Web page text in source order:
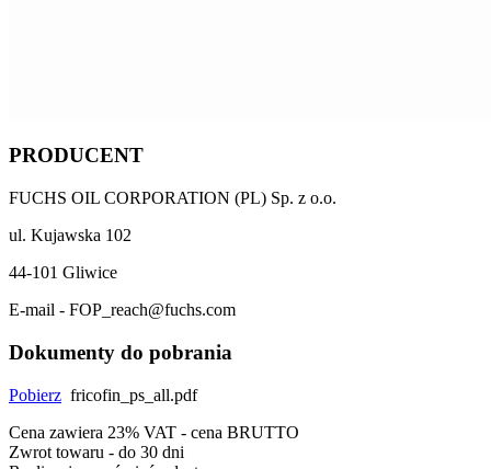
PRODUCENT
FUCHS OIL CORPORATION (PL) Sp. z o.o.
ul. Kujawska 102
44-101 Gliwice
E-mail - FOP_reach@fuchs.com
Dokumenty do pobrania
Pobierz fricofin_ps_all.pdf
Cena zawiera 23% VAT - cena BRUTTO
Zwrot towaru - do 30 dni